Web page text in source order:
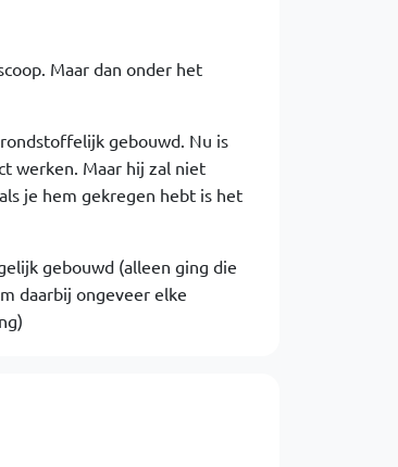
Maar dan onder het
gebouwd. Nu is
werken. Maar hij zal niet
je hem gekregen hebt is het
gebouwd (alleen ging die
daarbij ongeveer elke